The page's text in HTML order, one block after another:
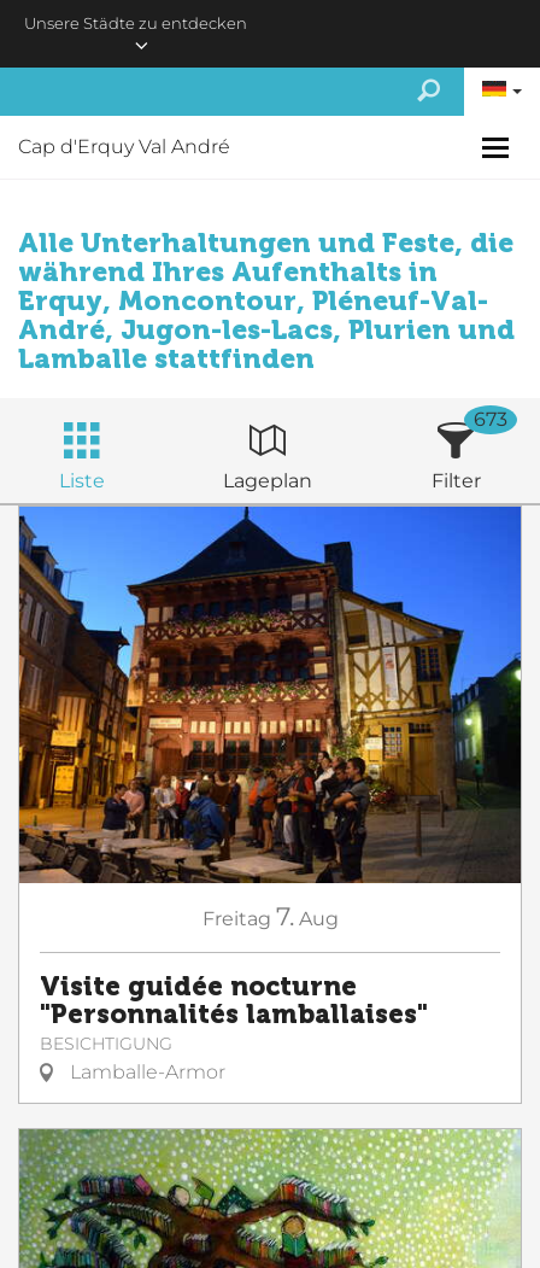
Skip to main content
Unsere Städte zu entdecken
Cap d'Erquy Val André
Alle Unterhaltungen und Feste, die
während Ihres Aufenthalts in
Erquy, Moncontour, Pléneuf-Val-
André, Jugon-les-Lacs, Plurien und
Lamballe stattfinden
Liste Lageplan Filter
673
Freitag 7. Aug
Visite guidée nocturne
"Personnalités lamballaises"
BESICHTIGUNG
Lamballe-Armor